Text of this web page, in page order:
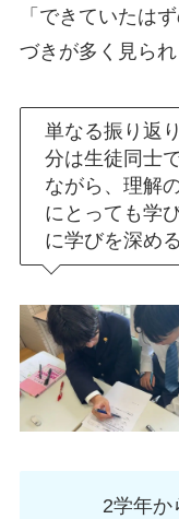
「できていたは
づきが多く見られ
単なる振り返
分は生徒同士
ながら、理解
にとっても学
に学びを深め
2学年か